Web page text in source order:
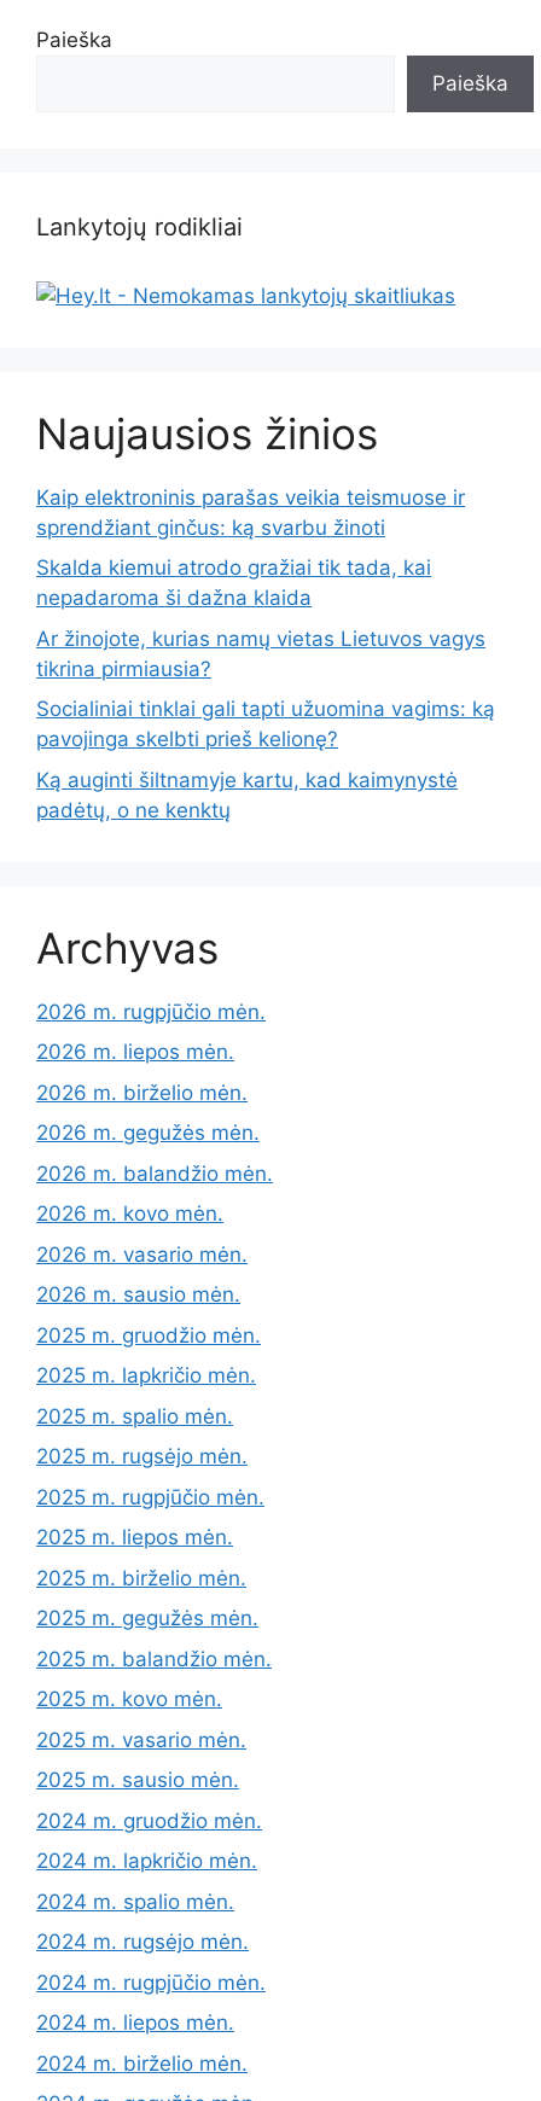
Paieška
Paieška
Lankytojų rodikliai
Naujausios žinios
Kaip elektroninis parašas veikia teismuose ir
sprendžiant ginčus: ką svarbu žinoti
Skalda kiemui atrodo gražiai tik tada, kai
nepadaroma ši dažna klaida
Ar žinojote, kurias namų vietas Lietuvos vagys
tikrina pirmiausia?
Socialiniai tinklai gali tapti užuomina vagims: ką
pavojinga skelbti prieš kelionę?
Ką auginti šiltnamyje kartu, kad kaimynystė
padėtų, o ne kenktų
Archyvas
2026 m. rugpjūčio mėn.
2026 m. liepos mėn.
2026 m. birželio mėn.
2026 m. gegužės mėn.
2026 m. balandžio mėn.
2026 m. kovo mėn.
2026 m. vasario mėn.
2026 m. sausio mėn.
2025 m. gruodžio mėn.
2025 m. lapkričio mėn.
2025 m. spalio mėn.
2025 m. rugsėjo mėn.
2025 m. rugpjūčio mėn.
2025 m. liepos mėn.
2025 m. birželio mėn.
2025 m. gegužės mėn.
2025 m. balandžio mėn.
2025 m. kovo mėn.
2025 m. vasario mėn.
2025 m. sausio mėn.
2024 m. gruodžio mėn.
2024 m. lapkričio mėn.
2024 m. spalio mėn.
2024 m. rugsėjo mėn.
2024 m. rugpjūčio mėn.
2024 m. liepos mėn.
2024 m. birželio mėn.